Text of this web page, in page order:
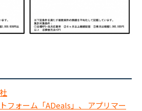
フォーム「ADeals」、 アプリマー